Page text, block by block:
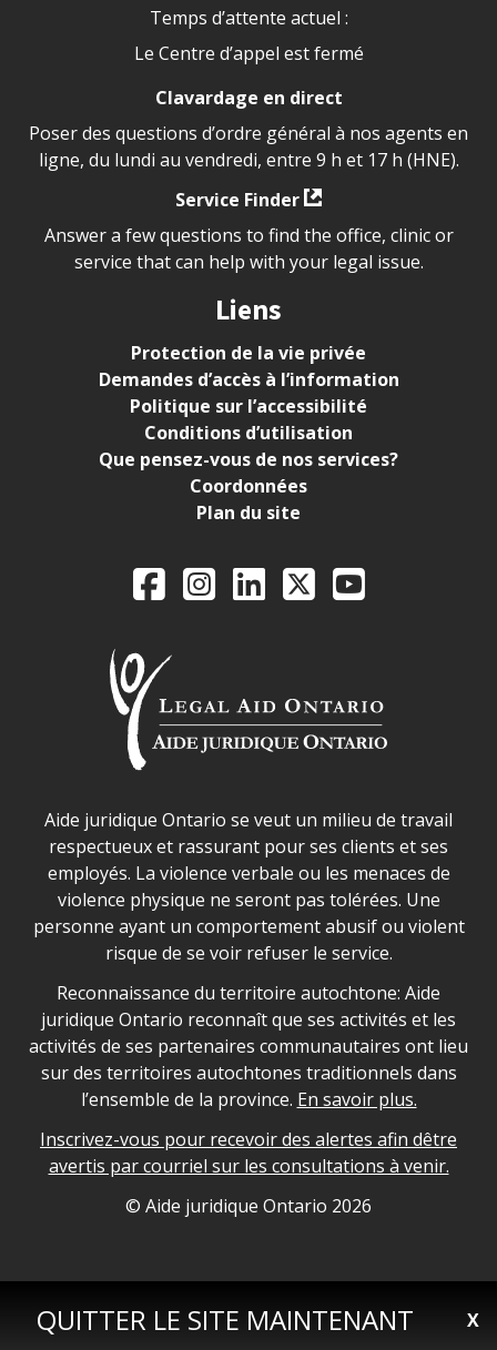
QUITTER LE SITE MAINTENANT X
Temps d’attente actuel :
Le Centre d’appel est fermé
Clavardage en direct
Poser des questions d’ordre général à nos agents en
ligne, du lundi au vendredi, entre 9 h et 17 h (HNE).
Service Finder
Answer a few questions to find the office, clinic or
service that can help with your legal issue.
Liens
Protection de la vie privée
Demandes d’accès à l’information
Politique sur l’accessibilité
Conditions d’utilisation
Que pensez-vous de nos services?
Coordonnées
Plan du site
Legal Aid Ontario
FacebookInstagram
LinkedIn
X YouTube
Déclaration sur la sécurité dans les locaux d'AJO.
Aide juridique Ontario se veut un milieu de travail
respectueux et rassurant pour ses clients et ses
employés. La violence verbale ou les menaces de
violence physique ne seront pas tolérées. Une
personne ayant un comportement abusif ou violent
risque de se voir refuser le service.
Legal Aid Ontario land acknowledgement
Reconnaissance du territoire autochtone: Aide
juridique Ontario reconnaît que ses activités et les
activités de ses partenaires communautaires ont lieu
sur des territoires autochtones traditionnels dans
l’ensemble de la province. En savoir plus.
Inscrivez-vous pour recevoir des alertes afin dêtre
avertis par courriel sur les consultations à venir.
Legal Aid Ontario copyright information
© Aide juridique Ontario 2026